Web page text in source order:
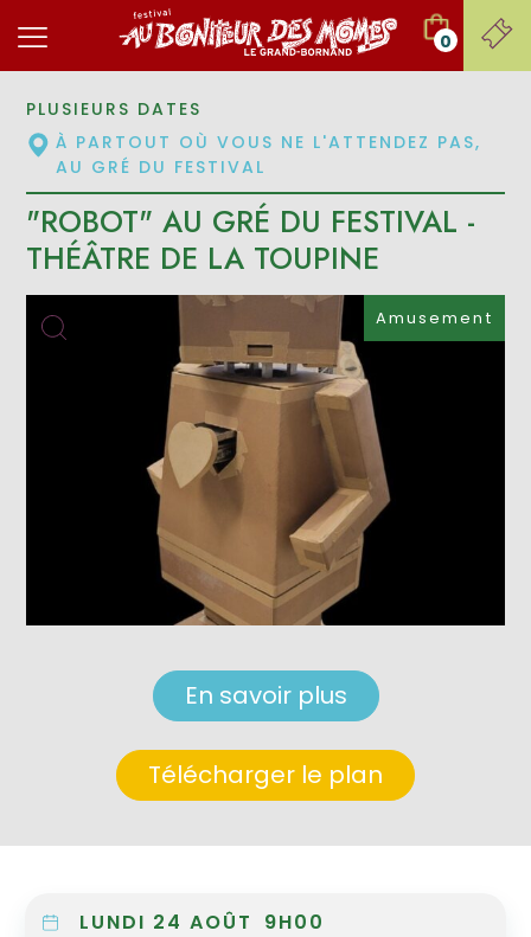
0
Télécharger le plan
En savoir plus
Amusement
PLUSIEURS DATES
À PARTOUT OÙ VOUS NE L'ATTENDEZ PAS,
AU GRÉ DU FESTIVAL
"ROBOT" AU GRÉ DU FESTIVAL -
THÉÂTRE DE LA TOUPINE
LUNDI 24 AOÛT
9H00